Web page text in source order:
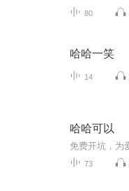
80
哈哈一笑
14
哈哈可以
73